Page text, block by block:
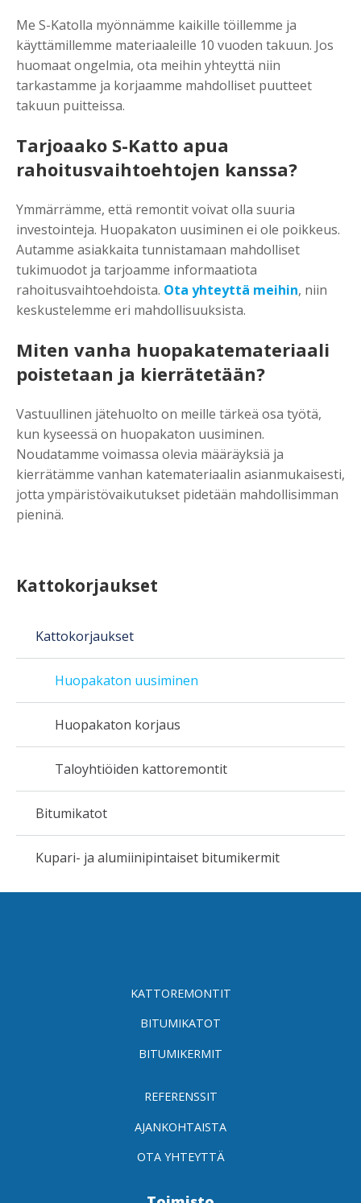
Me S-Katolla myönnämme kaikille töillemme ja
käyttämillemme materiaaleille 10 vuoden takuun. Jos
huomaat ongelmia, ota meihin yhteyttä niin
tarkastamme ja korjaamme mahdolliset puutteet
takuun puitteissa.
Tarjoaako S-Katto apua
rahoitusvaihtoehtojen kanssa?
Ymmärrämme, että remontit voivat olla suuria
investointeja. Huopakaton uusiminen ei ole poikkeus.
Autamme asiakkaita tunnistamaan mahdolliset
tukimuodot ja tarjoamme informaatiota
rahoitusvaihtoehdoista. Ota yhteyttä meihin, niin
keskustelemme eri mahdollisuuksista.
Miten vanha huopakatemateriaali
poistetaan ja kierrätetään?
Vastuullinen jätehuolto on meille tärkeä osa työtä,
kun kyseessä on huopakaton uusiminen.
Noudatamme voimassa olevia määräyksiä ja
kierrätämme vanhan katemateriaalin asianmukaisesti,
jotta ympäristövaikutukset pidetään mahdollisimman
pieninä.
Kattokorjaukset
Kattokorjaukset
Huopakaton uusiminen
Huopakaton korjaus
Taloyhtiöiden kattoremontit
Bitumikatot
Kupari- ja alumiinipintaiset bitumikermit
KATTOREMONTIT
BITUMIKATOT
BITUMIKERMIT
REFERENSSIT
AJANKOHTAISTA
OTA YHTEYTTÄ